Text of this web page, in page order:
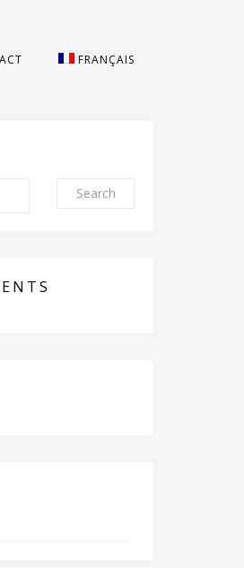
FRANÇAIS
Search